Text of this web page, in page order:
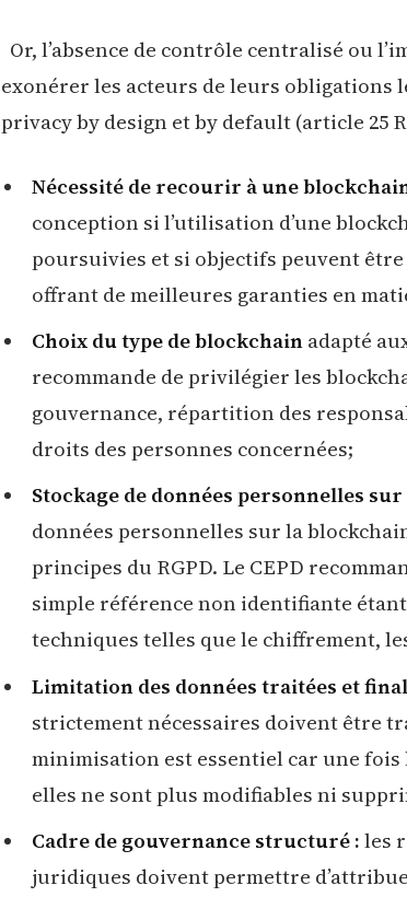
Or, l’absence de contrôle centralisé ou
exonérer les acteurs de leurs obligations
privacy by design et by default (article 25
Nécessité de recourir à une
conception si l’utilisation d’une
poursuivies et si objectifs peuvent
offrant de meilleures garanties en
Choix du type de blockchainadapté
recommande de privilégier les
gouvernance, répartition des
droits des personnes concernées;
Stockage de données personnelles
données personnelles sur la
principes du RGPD. Le CEPD
simple référence non identifiante
techniques telles que le chiffrement,
Limitation des données traitées et
strictement nécessaires doivent être
minimisation est essentiel car une
elles ne sont plus modifiables ni
Cadre de gouvernance structuré : les
juridiques doivent permettre